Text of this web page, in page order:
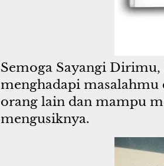
Semoga Sayangi
menghadapi
orang lain dan mampu
mengusiknya.